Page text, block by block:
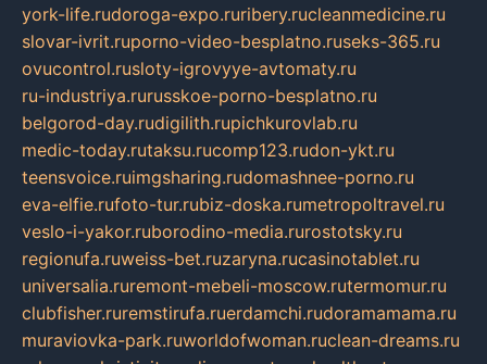
york-life.rudoroga-expo.ruribery.rucleanmedicine.ru
slovar-ivrit.ruporno-video-besplatno.ruseks-365.ru
ovucontrol.rusloty-igrovyye-avtomaty.ru
ru-industriya.rurusskoe-porno-besplatno.ru
belgorod-day.rudigilith.rupichkurovlab.ru
medic-today.rutaksu.rucomp123.rudon-ykt.ru
teensvoice.ruimgsharing.rudomashnee-porno.ru
eva-elfie.rufoto-tur.rubiz-doska.rumetropoltravel.ru
veslo-i-yakor.ruborodino-media.rurostotsky.ru
regionufa.ruweiss-bet.ruzaryna.rucasinotablet.ru
universalia.ruremont-mebeli-moscow.rutermomur.ru
clubfisher.ruremstirufa.ruerdamchi.rudoramamama.ru
muraviovka-park.ruworldofwoman.ruclean-dreams.ru